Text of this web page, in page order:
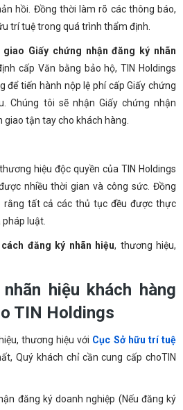
hồi. Đồng thời làm rõ các thông báo,
trí tuệ trong quá trình thẩm định.
Giấy chứng nhận đăng ký nhãn
cấp Văn bằng bảo hộ, TIN Holdings
để tiến hành nộp lệ phí cấp Giấy chứng
Chúng tôi sẽ nhận Giấy chứng nhận
giao tận tay cho khách hàng.
hiệu độc quyền của TIN Holdings
nhiều thời gian và công sức. Đồng
rằng tất cả các thủ tục đều được thực
luật.
cách đăng ký nhãn hiệu, thương hiệu,
hiệu khách hàng
TIN Holdings
thương hiệu với Cục Sở hữu trí tuệ
Quý khách chỉ cần cung cấp choTIN
đăng ký doanh nghiệp (Nếu đăng ký